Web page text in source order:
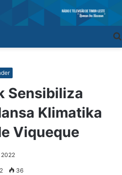
Sensibiliza
Klimatika
Viqueque
2022
36